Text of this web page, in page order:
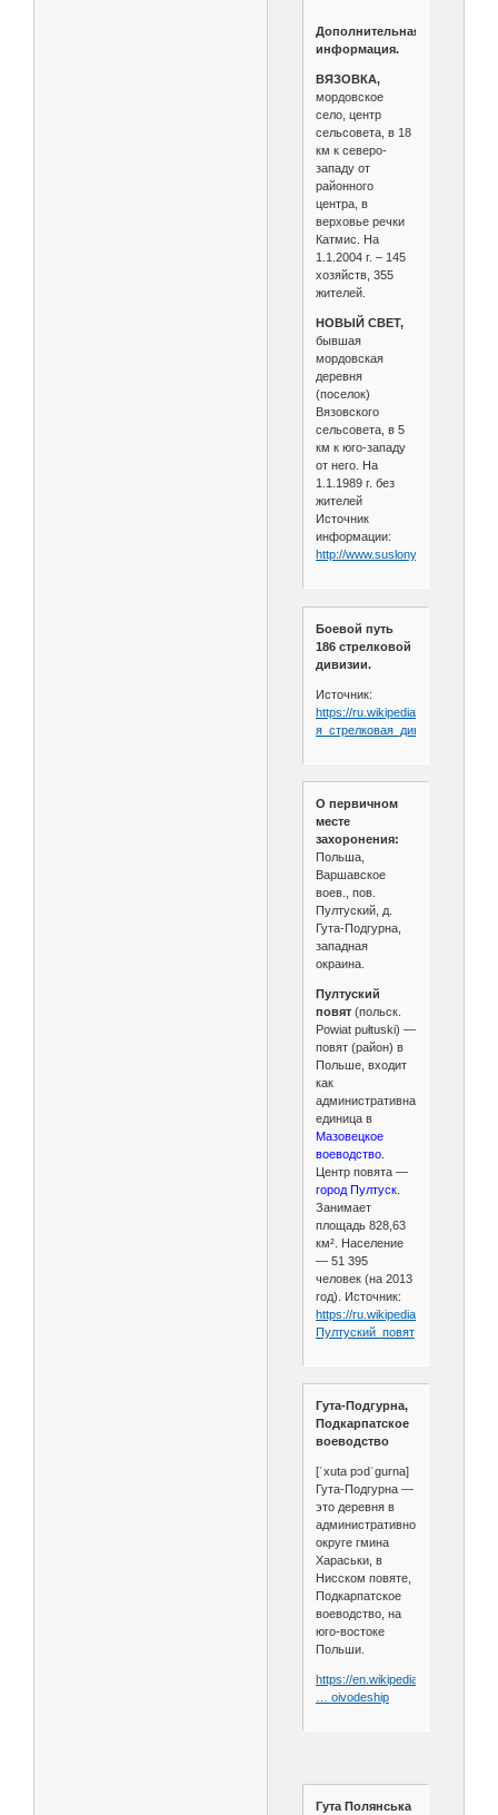
Дополнительная
информация.
ВЯЗОВКА,
мордовское
село, центр
сельсовета, в 18
км к северо-
западу от
районного
центра, в
верховье речки
Катмис. На
1.1.2004 г. – 145
хозяйств, 355
жителей.
НОВЫЙ СВЕТ,
бывшая
мордовская
деревня
(поселок)
Вязовского
сельсовета, в 5
км к юго-западу
от него. На
1.1.1989 г. без
жителей
Источник
информации:
http://www.suslony.ru/
Боевой путь
186 стрелковой
дивизии.
Источник:
https://ru.wikipedia.org/wiki/186-
я_стрелковая_дивизия_
О первичном
месте
захоронения:
Польша,
Варшавское
воев., пов.
Пултуский, д.
Гута-Подгурна,
западная
окраина.
Пултуский
повят (польск.
Powiat pułtuski) —
повят (район) в
Польше, входит
как
административная
единица в
Мазовецкое
воеводство.
Центр повята —
город Пултуск.
Занимает
площадь 828,63
км². Население
— 51 395
человек (на 2013
год). Источник:
https://ru.wikipedia.org/wiki/
Пултуский_повят
Гута-Подгурна,
Подкарпатское
воеводство
[ˈxuta pɔdˈɡurna]
Гута-Подгурна —
это деревня в
административном
округе гмина
Хараськи, в
Нисском повяте,
Подкарпатское
воеводство, на
юго-востоке
Польши.
https://en.wikipedia.org/wiki/
… oivodeship
Гута Полянська